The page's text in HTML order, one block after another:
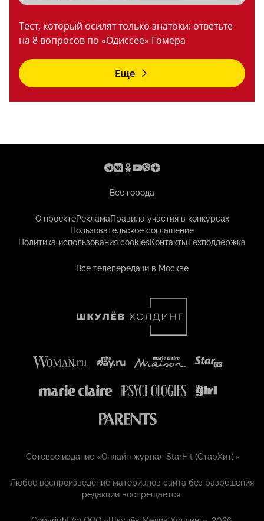
Тест, который осилят только знатоки: ответьте
на 8 вопросов по «Одиссее» Гомера
Еще
Все города
О проектеРекламаПравила участия в конкурсах
Пользовательское соглашение
Политика использования cookiesКонтактыТехподдержка
Все телепередачи в Москве
Сетевое издание «Онлайн журнал StarHit (СтарХит)»
Любое воспроизведение материалов сайта без разрешения
редакции воспрещается.